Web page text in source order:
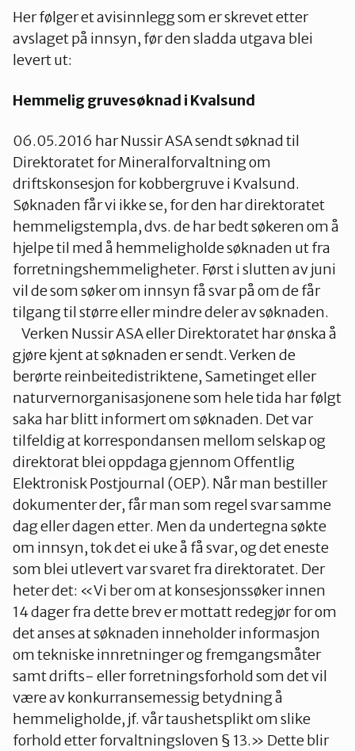
Her følger et avisinnlegg som er skrevet etter
avslaget på innsyn, før den sladda utgava blei
levert ut:
Hemmelig gruvesøknad i Kvalsund
06.05.2016 har Nussir ASA sendt søknad til
Direktoratet for Mineralforvaltning om
driftskonsesjon for kobbergruve i Kvalsund.
Søknaden får vi ikke se, for den har direktoratet
hemmeligstempla, dvs. de har bedt søkeren om å
hjelpe til med å hemmeligholde søknaden ut fra
forretningshemmeligheter. Først i slutten av juni
vil de som søker om innsyn få svar på om de får
tilgang til større eller mindre deler av søknaden.
Verken Nussir ASA eller Direktoratet har ønska å
gjøre kjent at søknaden er sendt. Verken de
berørte reinbeitedistriktene, Sametinget eller
naturvernorganisasjonene som hele tida har følgt
saka har blitt informert om søknaden. Det var
tilfeldig at korrespondansen mellom selskap og
direktorat blei oppdaga gjennom Offentlig
Elektronisk Postjournal (OEP). Når man bestiller
dokumenter der, får man som regel svar samme
dag eller dagen etter. Men da undertegna søkte
om innsyn, tok det ei uke å få svar, og det eneste
som blei utlevert var svaret fra direktoratet. Der
heter det: «Vi ber om at konsesjonssøker innen
14 dager fra dette brev er mottatt redegjør for om
det anses at søknaden inneholder informasjon
om tekniske innretninger og fremgangsmåter
samt drifts- eller forretningsforhold som det vil
være av konkurransemessig betydning å
hemmeligholde, jf. vår taushetsplikt om slike
forhold etter forvaltningsloven § 13.» Dette blir